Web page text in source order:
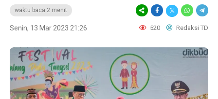
waktu baca 2 menit
Senin, 13 Mar 2023 21:26 520 Redaksi TD